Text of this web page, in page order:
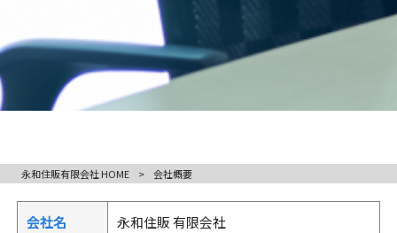
永和住販有限会社 HOME > 会社概要
会社名 永和住販 有限会社